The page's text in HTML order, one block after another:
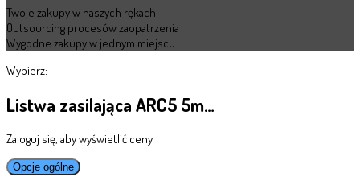
Twoje zakupy w naszych rękach
Outsourcing procesów zaopatrzenia
Wygodne zakupy w jednym miejscu
Wybierz:
Listwa zasilająca ARC5 5m…
Zaloguj się, aby wyświetlić ceny
Opcje ogólne